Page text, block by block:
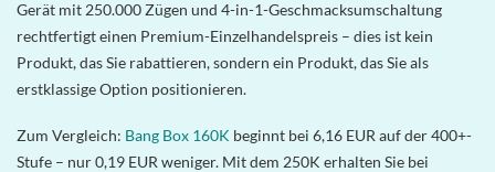
Gerät mit 250.000 Zügen und 4-in-1-Geschmacksumschaltung
rechtfertigt einen Premium-Einzelhandelspreis – dies ist kein
Produkt, das Sie rabattieren, sondern ein Produkt, das Sie als
erstklassige Option positionieren.
Zum Vergleich: Bang Box 160K beginnt bei 6,16 EUR auf der 400+-
Stufe – nur 0,19 EUR weniger. Mit dem 250K erhalten Sie bei